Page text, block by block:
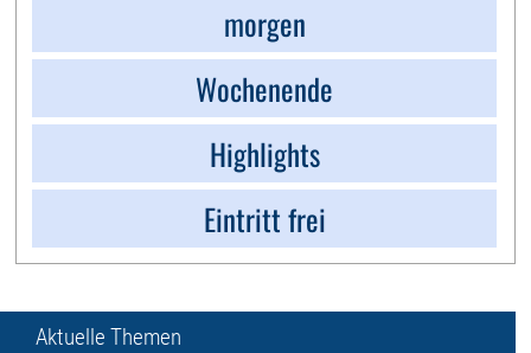
morgen
Wochenende
Highlights
Eintritt frei
Aktuelle Themen